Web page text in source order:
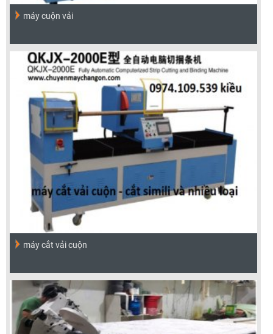
máy cuộn vải
máy cắt vải cuộn